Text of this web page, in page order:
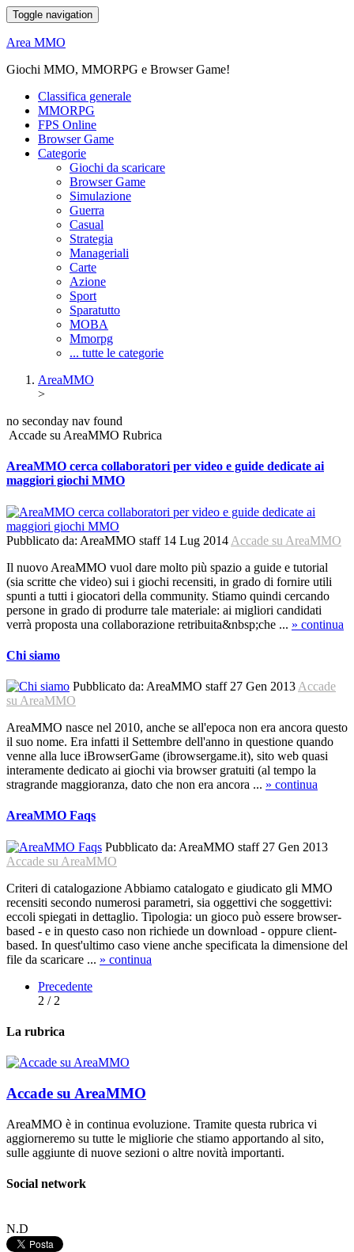
Toggle navigation
Area MMO
Giochi MMO, MMORPG e Browser Game!
Classifica generale
MMORPG
FPS Online
Browser Game
Categorie
Giochi da scaricare
Browser Game
Simulazione
Guerra
Casual
Strategia
Manageriali
Carte
Azione
Sport
Sparatutto
MOBA
Mmorpg
... tutte le categorie
AreaMMO
>
no seconday nav found
Accade su AreaMMO Rubrica
AreaMMO cerca collaboratori per video e guide dedicate ai
maggiori giochi MMO
Pubblicato da: AreaMMO staff 14 Lug 2014 Accade su AreaMMO
Il nuovo AreaMMO vuol dare molto più spazio a guide e tutorial
(sia scritte che video) sui i giochi recensiti, in grado di fornire utili
spunti a tutti i giocatori della community. Stiamo quindi cercando
persone in grado di produrre tale materiale: ai migliori candidati
verrà proposta una collaborazione retribuita&nbsp;che ... » continua
Chi siamo
Pubblicato da: AreaMMO staff 27 Gen 2013 Accade
su AreaMMO
AreaMMO nasce nel 2010, anche se all'epoca non era ancora questo
il suo nome. Era infatti il Settembre dell'anno in questione quando
venne alla luce iBrowserGame (ibrowsergame.it), sito web quasi
interamente dedicato ai giochi via browser gratuiti (al tempo la
stragrande maggioranza, dato che non era ancora ... » continua
AreaMMO Faqs
Pubblicato da: AreaMMO staff 27 Gen 2013
Accade su AreaMMO
Criteri di catalogazione Abbiamo catalogato e giudicato gli MMO
recensiti secondo numerosi parametri, sia oggettivi che soggettivi:
eccoli spiegati in dettaglio. Tipologia: un gioco può essere browser-
based - e in questo caso non richiede un download - oppure client-
based. In quest'ultimo caso viene anche specificata la dimensione del
file da scaricare ... » continua
Precedente
2 / 2
La rubrica
Accade su AreaMMO
AreaMMO è in continua evoluzione. Tramite questa rubrica vi
aggiorneremo su tutte le migliorie che stiamo apportando al sito,
sulle aggiunte di nuove sezioni o altre novità importanti.
Social network
N.D